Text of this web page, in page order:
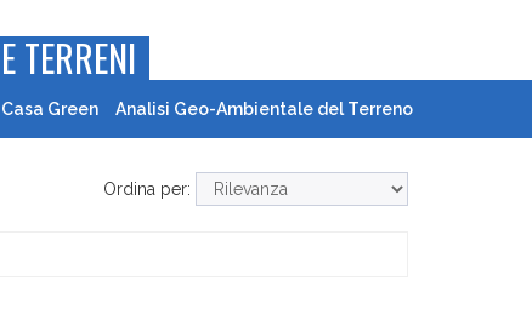
TERRENI
Green Analisi Geo-Ambientale del Terreno
Ordina per: